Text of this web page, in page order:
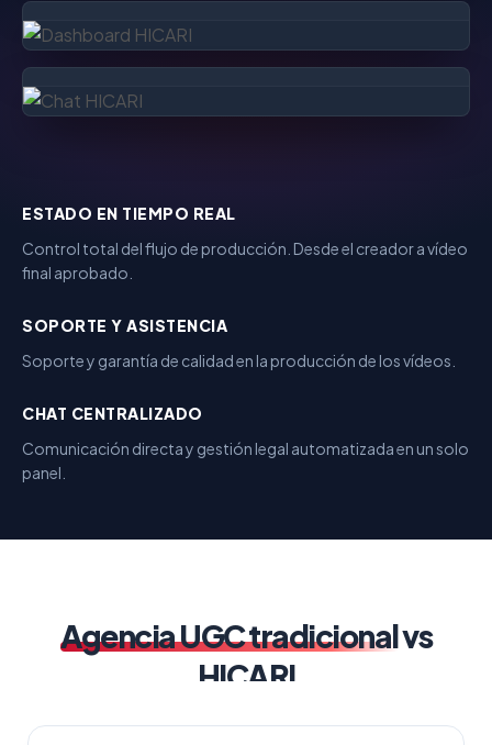
ESTADO EN TIEMPO REAL
Control total del flujo de producción. Desde el creador a vídeo
final aprobado.
SOPORTE Y ASISTENCIA
Soporte y garantía de calidad en la producción de los vídeos.
CHAT CENTRALIZADO
Comunicación directa y gestión legal automatizada en un solo
panel.
Agencia UGC tradicionalvs
HICARI